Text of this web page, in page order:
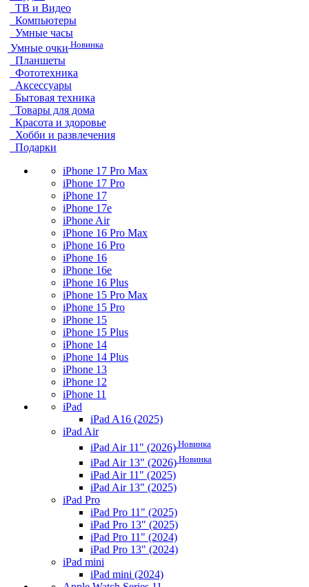
ТВ и Видео
Компьютеры
Умные часы
Умные очки Новинка
Планшеты
Фототехника
Аксессуары
Бытовая техника
Товары для дома
Красота и здоровье
Хобби и развлечения
Подарки
iPhone 17 Pro Max
iPhone 17 Pro
iPhone 17
iPhone 17e
iPhone Air
iPhone 16 Pro Max
iPhone 16 Pro
iPhone 16
iPhone 16e
iPhone 16 Plus
iPhone 15 Pro Max
iPhone 15 Pro
iPhone 15
iPhone 15 Plus
iPhone 14
iPhone 14 Plus
iPhone 13
iPhone 12
iPhone 11
iPad
iPad A16 (2025)
iPad Air
iPad Air 11" (2026) Новинка
iPad Air 13" (2026) Новинка
iPad Air 11" (2025)
iPad Air 13" (2025)
iPad Pro
iPad Pro 11" (2025)
iPad Pro 13" (2025)
iPad Pro 11" (2024)
iPad Pro 13" (2024)
iPad mini
iPad mini (2024)